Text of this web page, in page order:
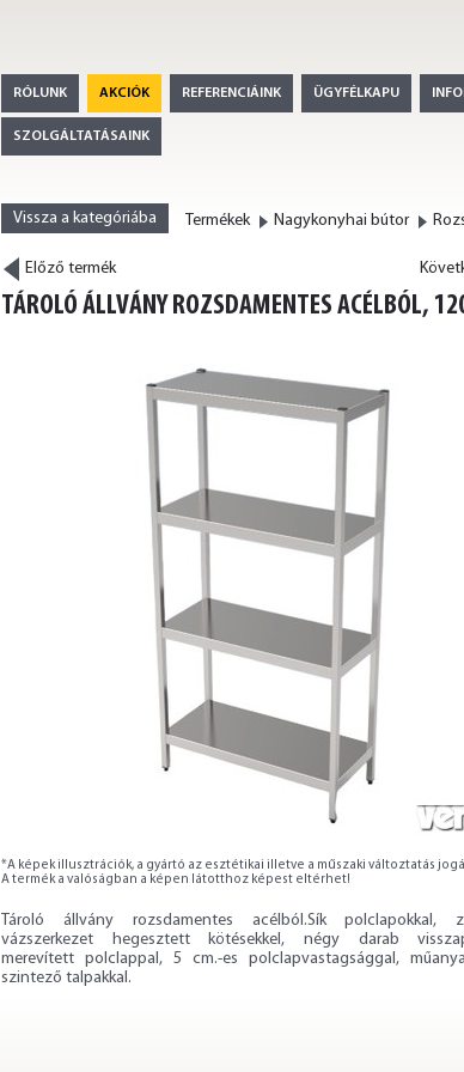
RÓLUNK AKCIÓK REFERENCIÁINK ÜGYFÉLKAPU
SZOLGÁLTATÁSAINK
Vissza a kategóriába Termékek Nagykonyhai bútor
Előző termék
TÁROLÓ ÁLLVÁNY ROZSDAMENTES ACÉLBÓL,
*A képek illusztrációk, a gyártó az esztétikai illetve a műszaki változtatás
A termék a valóságban a képen látotthoz képest eltérhet!
Tároló állvány rozsdamentes acélból.Sík polclapokkal,
vázszerkezet hegesztett kötésekkel, négy darab
merevített polclappal, 5 cm.-es polclapvastagsággal,
szintező talpakkal.